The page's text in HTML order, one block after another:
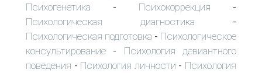
Психогенетика - Психокоррекция -
Психологическая диагностика -
Психологическая подготовка - Психологическое
консультирование - Психология девиантного
поведения - Психология личности - Психология